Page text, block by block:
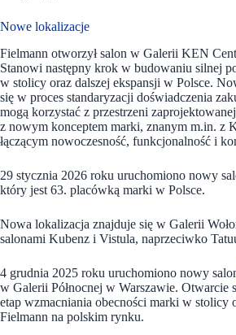
Nowe lokalizacje
Fielmann otworzył salon w Galerii KEN
Stanowi następny krok w budowaniu silnej
w stolicy oraz dalszej ekspansji w Polsce.
się w proces standaryzacji doświadczenia
mogą korzystać z przestrzeni
z nowym konceptem marki, znanym m.in. z
łączącym nowoczesność, funkcjonalność i
29 stycznia 2026 roku uruchomiono nowy
który jest 63. placówką marki w Polsce.
Nowa lokalizacja znajduje się w Galerii
salonami Kubenz i Vistula, naprzeciwko
4 grudnia 2025 roku uruchomiono nowy
w Galerii Północnej w Warszawie. Otwarcie
etap wzmacniania obecności marki w stolicy
Fielmann na polskim rynku.